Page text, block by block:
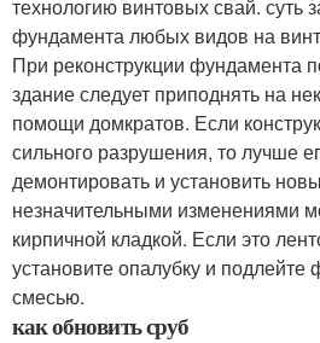
технологию винтовых свай. суть
фундамента любых видов на
При реконструкции фундамента
здание следует приподнять на
помощи домкратов. Если
сильного разрушения, то лучше
демонтировать и установить
незначительными изменениями
кирпичной кладкой. Если это
установите опалубку и подлейте
смесью.
как обновить сруб